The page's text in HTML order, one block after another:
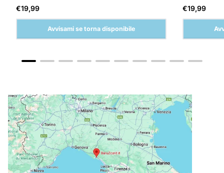
Prezzo
normale
€19,99
Avvisami se torna disponibile
Prezzo
normale
€19,99